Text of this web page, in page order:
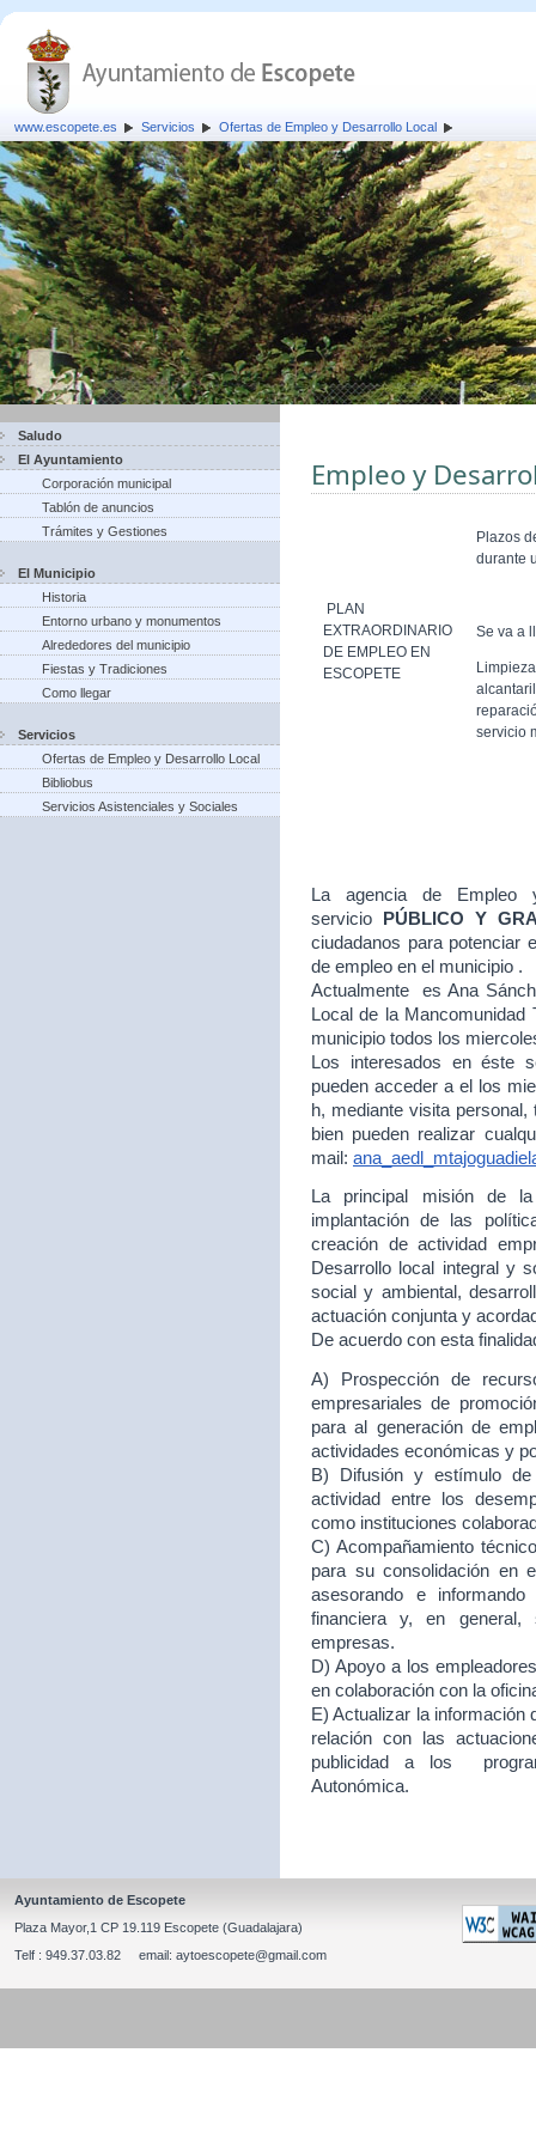
www.escopete.es Servicios Ofertas de Empleo y Desarrollo Local
Saludo
El Ayuntamiento
Corporación municipal
Tablón de anuncios
Trámites y Gestiones
El Municipio
Historia
Entorno urbano y monumentos
Alrededores del municipio
Fiestas y Tradiciones
Como llegar
Servicios
Ofertas de Empleo y Desarrollo Local
Bibliobus
Servicios Asistenciales y Sociales
Empleo y
PLAN
EXTRAORDINARIO
DE EMPLEO EN
ESCOPETE
Plazos
durante
Se va a
servicio
La agencia de Empleo
servicio
PÚBLICO Y
ciudadanos para potenciar
de empleo en el municipio .
Actualmente es Ana
Local de la Mancomunidad
municipio todos los
Los interesados en éste
pueden acceder a el los
h, mediante visita
bien pueden realizar
mail:
La principal misión de
implantación de las
creación de actividad
Desarrollo local integral y
social y ambiental,
actuación conjunta y
De acuerdo con esta
A) Prospección de
empresariales de
para al generación de
actividades económicas y
B) Difusión y estímulo de
actividad entre los
como instituciones
C) Acompañamiento
para su consolidación en
asesorando e
financiera y, en
empresas.
D) Apoyo a los
en colaboración con la
E) Actualizar la información
relación con las
publicidad a los
Autonómica.
Ayuntamiento de Escopete
Plaza Mayor,1 CP 19.119 Escopete (Guadalajara)
Telf : 949.37.03.82 email: aytoescopete@gmail.com